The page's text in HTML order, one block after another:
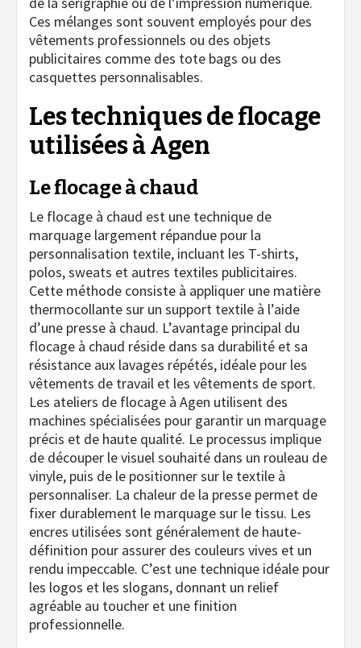
Ces mélanges sont souvent employés pour des
vêtements professionnels ou des objets
publicitaires comme des tote bags ou des
casquettes personnalisables.
Les techniques de flocage
utilisées à Agen
Le flocage à chaud
Le flocage à chaud est une technique de
marquage largement répandue pour la
personnalisation textile, incluant les T-shirts,
polos, sweats et autres textiles publicitaires.
Cette méthode consiste à appliquer une matière
thermocollante sur un support textile à l’aide
d’une presse à chaud. L’avantage principal du
flocage à chaud réside dans sa durabilité et sa
résistance aux lavages répétés, idéale pour les
vêtements de travail et les vêtements de sport.
Les ateliers de flocage à Agen utilisent des
machines spécialisées pour garantir un marquage
précis et de haute qualité. Le processus implique
de découper le visuel souhaité dans un rouleau de
vinyle, puis de le positionner sur le textile à
personnaliser. La chaleur de la presse permet de
fixer durablement le marquage sur le tissu. Les
encres utilisées sont généralement de haute-
définition pour assurer des couleurs vives et un
rendu impeccable. C’est une technique idéale pour
les logos et les slogans, donnant un relief
agréable au toucher et une finition
professionnelle.